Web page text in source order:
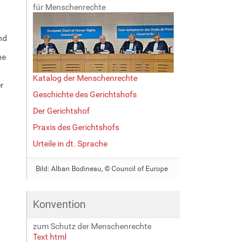
für Menschenrechte
Katalog der Menschenrechte
Geschichte des Gerichtshofs
Der Gerichtshof
Praxis des Gerichtshofs
Urteile in dt. Sprache
Bild: Alban Bodineau, © Council of Europe
Konvention
zum Schutz der Menschenrechte
Text html